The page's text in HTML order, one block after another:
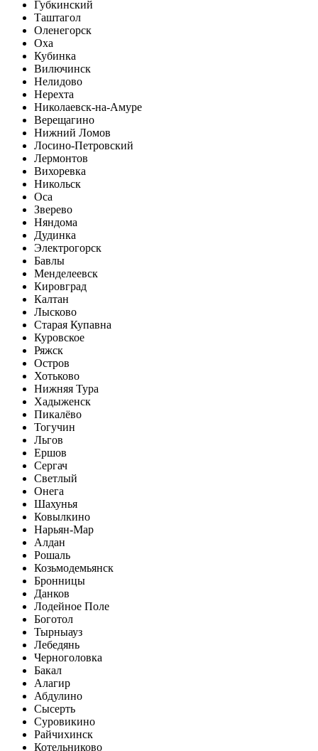
Губкинский
Таштагол
Оленегорск
Оха
Кубинка
Вилючинск
Нелидово
Нерехта
Николаевск-на-Амуре
Верещагино
Нижний Ломов
Лосино-Петровский
Лермонтов
Вихоревка
Никольск
Оса
Зверево
Няндома
Дудинка
Электрогорск
Бавлы
Менделеевск
Кировград
Калтан
Лысково
Старая Купавна
Куровское
Ряжск
Остров
Хотьково
Нижняя Тура
Хадыженск
Пикалёво
Тогучин
Льгов
Ершов
Сергач
Светлый
Онега
Шахунья
Ковылкино
Нарьян-Мар
Алдан
Рошаль
Козьмодемьянск
Бронницы
Данков
Лодейное Поле
Боготол
Тырныауз
Лебедянь
Черноголовка
Бакал
Алагир
Абдулино
Сысерть
Суровикино
Райчихинск
Котельниково